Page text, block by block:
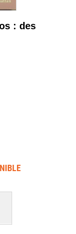
: des